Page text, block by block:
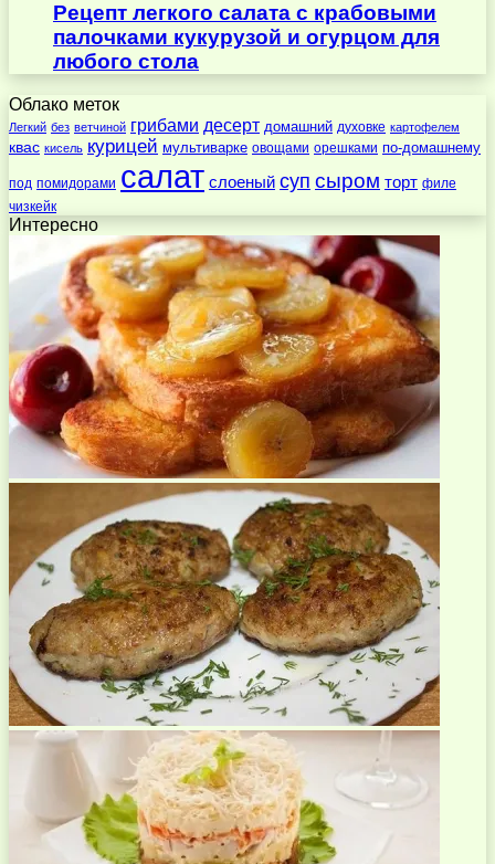
Рецепт легкого салата с крабовыми
палочками кукурузой и огурцом для
любого стола
Облако меток
Легкий без ветчиной грибами десерт домашний духовке картофелем
квас кисель курицей мультиварке овощами орешками по-домашнему
под помидорами салат слоеный суп сыром торт филе
чизкейк
Интересно